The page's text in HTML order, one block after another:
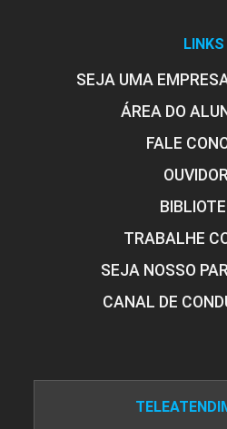
LINKS
SEJA UMA
ÁREA DO
FALE
TRABALHE
SEJA NOSSO
CANAL DE